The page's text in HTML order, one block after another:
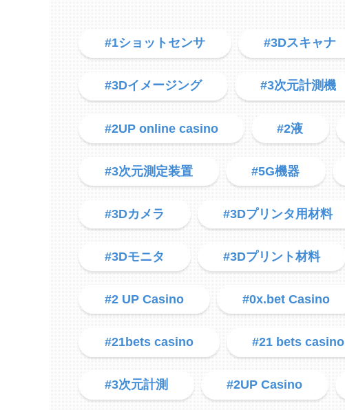
#1ショットセンサ #3Dスキャナ
#3Dイメージング #3次元計測機
#2UP online casino #2液
#3次元測定装置 #5G機器
#3Dカメラ #3Dプリンタ用材料
#3Dモニタ #3Dプリント材料
#2 UP Casino #0x.bet Casino
#21bets casino #21 bets casino
#3次元計測 #2UP Casino